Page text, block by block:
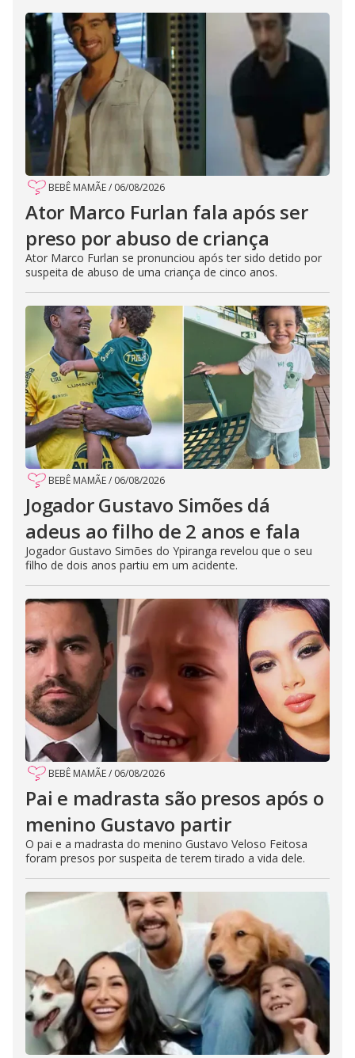
BEBÊ MAMÃE/ 06/08/2026
Ator Marco Furlan fala após ser
preso por abuso de criança
Ator Marco Furlan se pronunciou após ter sido detido por
suspeita de abuso de uma criança de cinco anos.
BEBÊ MAMÃE/ 06/08/2026
Jogador Gustavo Simões dá
adeus ao filho de 2 anos e fala
Jogador Gustavo Simões do Ypiranga revelou que o seu
filho de dois anos partiu em um acidente.
BEBÊ MAMÃE/ 06/08/2026
Pai e madrasta são presos após o
menino Gustavo partir
O pai e a madrasta do menino Gustavo Veloso Feitosa
foram presos por suspeita de terem tirado a vida dele.